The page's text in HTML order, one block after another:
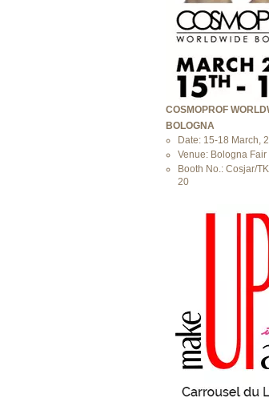
COSMOPROF
BOLOGNA
Date: 15-18 March,
Venue: Bologna Fair
Booth No.: Cosjar/
20